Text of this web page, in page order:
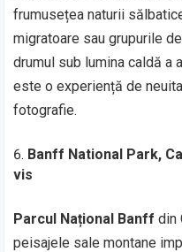
frumusețea naturii
migratoare sau grupurile
drumul sub lumina caldă a
este o experiență de
fotografie.
Banff National Park,
vis
Parcul Național Banff din
peisajele sale montane